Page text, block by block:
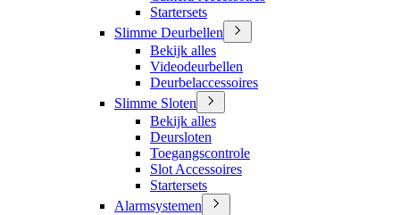
Startersets
Slimme Deurbellen
Bekijk alles
Videodeurbellen
Deurbelaccessoires
Slimme Sloten
Bekijk alles
Deursloten
Toegangscontrole
Slot Accessoires
Startersets
Alarmsystemen